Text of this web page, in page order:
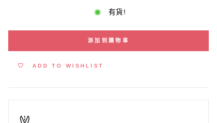
有貨!
添加到購物車
ADD TO WISHLIST